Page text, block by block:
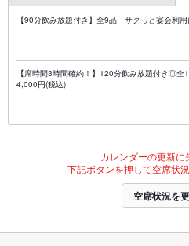
【90分飲み放題付き】全9品 サクっと宴会
【席時間3時間確約！】120分飲み放題付き
4,000円(税込)
カレンダーの更新に
下記ボタンを押して空席状
空席状況を